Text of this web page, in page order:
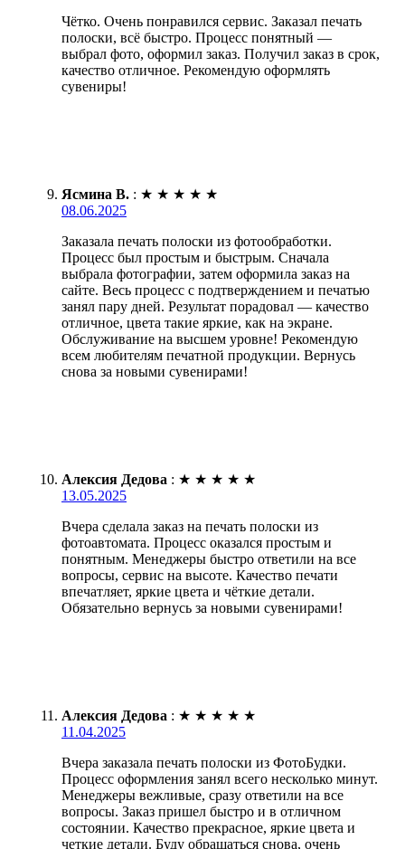
Чётко. Очень понравился сервис. Заказал печать
полоски, всё быстро. Процесс понятный —
выбрал фото, оформил заказ. Получил заказ в срок,
качество отличное. Рекомендую оформлять
сувениры!
Ясмина В. : ★ ★ ★ ★ ★
08.06.2025
Заказала печать полоски из фотообработки.
Процесс был простым и быстрым. Сначала
выбрала фотографии, затем оформила заказ на
сайте. Весь процесс с подтверждением и печатью
занял пару дней. Результат порадовал — качество
отличное, цвета такие яркие, как на экране.
Обслуживание на высшем уровне! Рекомендую
всем любителям печатной продукции. Вернусь
снова за новыми сувенирами!
Алексия Дедова : ★ ★ ★ ★ ★
13.05.2025
Вчера сделала заказ на печать полоски из
фотоавтомата. Процесс оказался простым и
понятным. Менеджеры быстро ответили на все
вопросы, сервис на высоте. Качество печати
впечатляет, яркие цвета и чёткие детали.
Обязательно вернусь за новыми сувенирами!
Алексия Дедова : ★ ★ ★ ★ ★
11.04.2025
Вчера заказала печать полоски из ФотоБудки.
Процесс оформления занял всего несколько минут.
Менеджеры вежливые, сразу ответили на все
вопросы. Заказ пришел быстро и в отличном
состоянии. Качество прекрасное, яркие цвета и
четкие детали. Буду обращаться снова, очень